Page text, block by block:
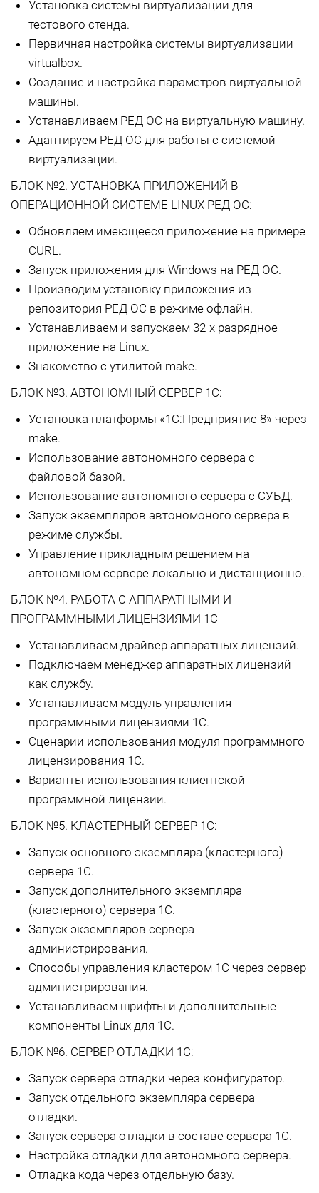
Установка системы виртуализации для
тестового стенда.
Первичная настройка системы виртуализации
virtualbox.
Создание и настройка параметров виртуальной
машины.
Устанавливаем РЕД ОС на виртуальную машину.
Адаптируем РЕД ОС для работы с системой
виртуализации.
БЛОК №2. УСТАНОВКА ПРИЛОЖЕНИЙ В
ОПЕРАЦИОННОЙ СИСТЕМЕ LINUX РЕД ОС:
Обновляем имеющееся приложение на примере
CURL.
Запуск приложения для Windows на РЕД ОС.
Производим установку приложения из
репозитория РЕД ОС в режиме офлайн.
Устанавливаем и запускаем 32-х разрядное
приложение на Linux.
Знакомство с утилитой make.
БЛОК №3. АВТОНОМНЫЙ СЕРВЕР 1С:
Установка платформы «1С:Предприятие 8» через
make.
Использование автономного сервера с
файловой базой.
Использование автономного сервера с СУБД.
Запуск экземпляров автономоного сервера в
режиме службы.
Управление прикладным решением на
автономном сервере локально и дистанционно.
БЛОК №4. РАБОТА С АППАРАТНЫМИ И
ПРОГРАММНЫМИ ЛИЦЕНЗИЯМИ 1С
Устанавливаем драйвер аппаратных лицензий.
Подключаем менеджер аппаратных лицензий
как службу.
Устанавливаем модуль управления
программными лицензиями 1С.
Сценарии использования модуля программного
лицензирования 1С.
Варианты использования клиентской
программной лицензии.
БЛОК №5. КЛАСТЕРНЫЙ СЕРВЕР 1С:
Запуск основного экземпляра (кластерного)
сервера 1С.
Запуск дополнительного экземпляра
(кластерного) сервера 1С.
Запуск экземпляров сервера
администрирования.
Способы управления кластером 1С через сервер
администрирования.
Устанавливаем шрифты и дополнительные
компоненты Linux для 1С.
БЛОК №6. СЕРВЕР ОТЛАДКИ 1С:
Запуск сервера отладки через конфигуратор.
Запуск отдельного экземпляра сервера
отладки.
Запуск сервера отладки в составе сервера 1С.
Настройка отладки для автономного сервера.
Отладка кода через отдельную базу.